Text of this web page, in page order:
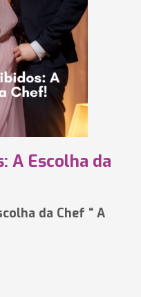
A Escolha da
da Chef “ A